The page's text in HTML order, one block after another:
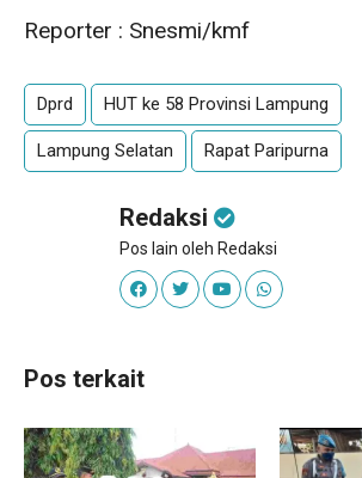
Reporter : Snesmi/kmf
Dprd HUT ke 58 Provinsi Lampung
Lampung Selatan Rapat Paripurna
Redaksi
Pos lain oleh Redaksi
Pos terkait